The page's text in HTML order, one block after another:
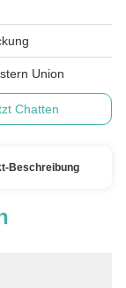
Union
Chatten
Beschreibung